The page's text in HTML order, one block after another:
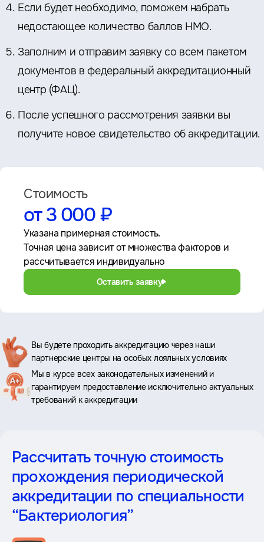
Если будет необходимо, поможем набрать
недостающее количество баллов НМО.
Заполним и отправим заявку со всем пакетом
документов в федеральный аккредитационный
центр (ФАЦ).
После успешного рассмотрения заявки вы
получите новое свидетельство об аккредитации.
Стоимость
от 3 000 ₽
Указана примерная стоимость.
Точная цена зависит от множества факторов и
рассчитывается индивидуально
Оставить заявку
Ключевые
преимущества
Вы будете проходить аккредитацию через наши
партнерские центры на особых лояльных условиях
Мы в курсе всех законодательных изменений и
гарантируем предоставление исключительно актуальных
требований к аккредитации
Рассчитать точную стоимость
прохождения периодической
аккредитации по специальности
“Бактериология”